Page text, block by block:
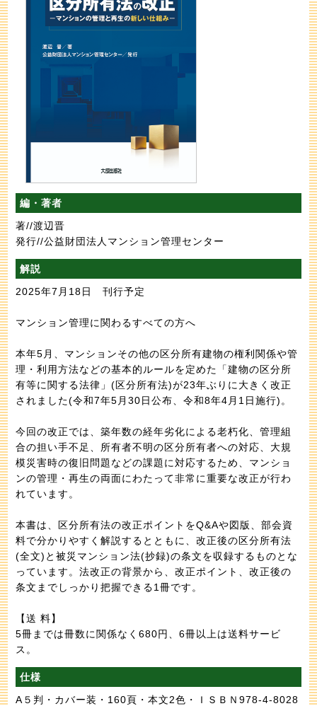
編・著者
著//渡辺晋
発行//公益財団法人マンション管理センター
解説
2025年7月18日 刊行予定
マンション管理に関わるすべての方へ
本年5月、マンションその他の区分所有建物の権利関係や管
理・利用方法などの基本的ルールを定めた「建物の区分所
有等に関する法律」(区分所有法)が23年ぶりに大きく改正
されました(令和7年5月30日公布、令和8年4月1日施行)。
今回の改正では、築年数の経年劣化による老朽化、管理組
合の担い手不足、所有者不明の区分所有者への対応、大規
模災害時の復旧問題などの課題に対応するため、マンショ
ンの管理・再生の両面にわたって非常に重要な改正が行わ
れています。
本書は、区分所有法の改正ポイントをQ&Aや図版、部会資
料で分かりやすく解説するとともに、改正後の区分所有法
(全文)と被災マンション法(抄録)の条文を収録するものとな
っています。法改正の背景から、改正ポイント、改正後の
条文までしっかり把握できる1冊です。
【送 料】
5冊までは冊数に関係なく680円、6冊以上は送料サービ
ス。
仕様
A５判・カバー装・160頁・本文2色・ＩＳＢＮ978-4-8028